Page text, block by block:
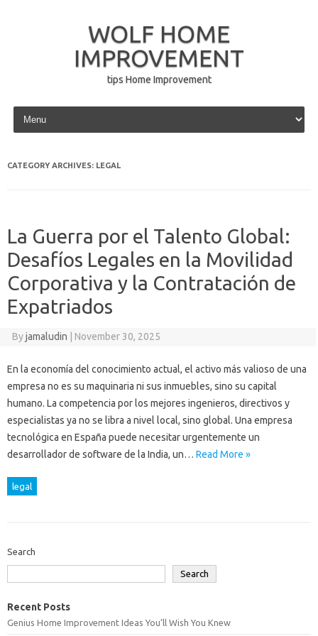
WOLF HOME
IMPROVEMENT
tips Home Improvement
Skip to content
CATEGORY ARCHIVES: LEGAL
La Guerra por el Talento Global:
Desafíos Legales en la Movilidad
Corporativa y la Contratación de
Expatriados
Byjamaludin November 30, 2025
En la economía del conocimiento actual, el activo más valioso de una
empresa no es su maquinaria ni sus inmuebles, sino su capital
humano. La competencia por los mejores ingenieros, directivos y
especialistas ya no se libra a nivel local, sino global. Una empresa
tecnológica en España puede necesitar urgentemente un
desarrollador de software de la India, un… Read More »
legal
Search
Search
Recent Posts
Genius Home Improvement Ideas You’ll Wish You Knew